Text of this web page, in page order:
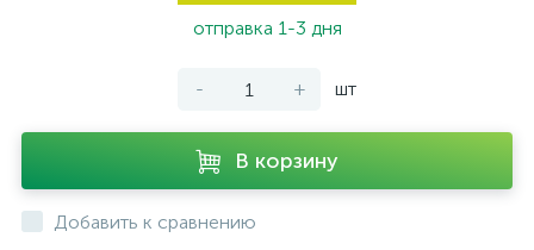
отправка 1-3 дня
- + шт
В корзину
Добавить к сравнению